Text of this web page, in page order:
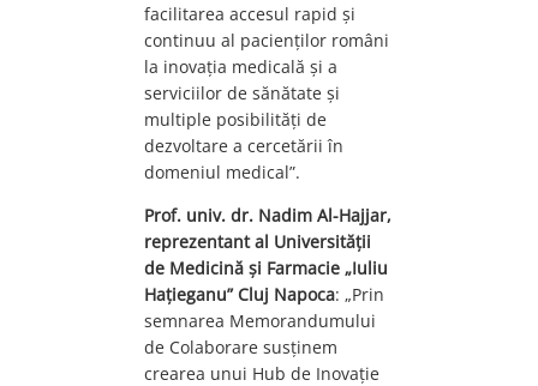
facilitarea accesul rapid și
continuu al pacienţilor români
la inovaţia medicală și a
serviciilor de sănătate și
multiple posibilități de
dezvoltare a cercetării în
domeniul medical”.
Prof. univ. dr. Nadim Al-Hajjar,
reprezentant al Universității
de Medicină și Farmacie „Iuliu
Hațieganu” Cluj Napoca: „Prin
semnarea Memorandumului
de Colaborare susținem
crearea unui Hub de Inovație